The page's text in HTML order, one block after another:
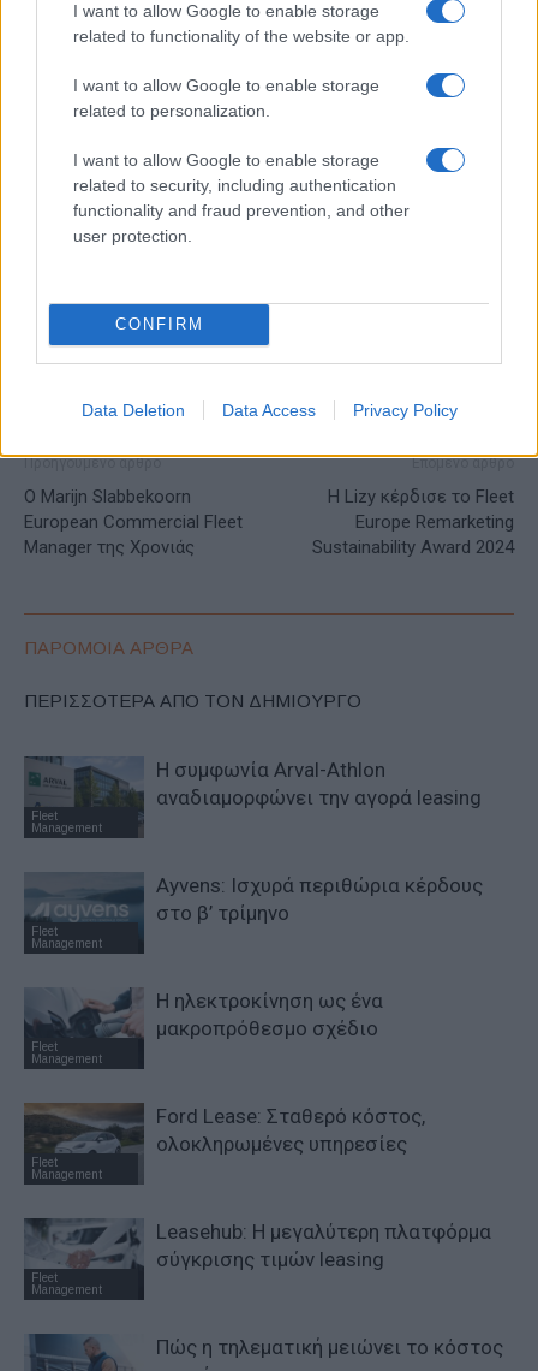
I want to allow Google to enable storage
related to functionality of the website or app.
I want to allow Google to enable storage
related to personalization.
I want to allow Google to enable storage
related to security, including authentication
functionality and fraud prevention, and other
user protection.
CONFIRM
Data Deletion Data Access Privacy Policy
Alpha Bank: Για πρώτη φορά το Αρχαίο Θέατρο Επιδαύρου
άνοιξε τις πύλες του σε όλους
ΕΤΙΚΕΤΕΣ Arval
Fleet Europe Awards
Fleet Europe Awards 2024
Προηγούμενο άρθρο
Ο Marijn Slabbekoorn
European Commercial Fleet
Manager της Χρονιάς
Επόμενο άρθρο
Η Lizy κέρδισε το Fleet
Europe Remarketing
Sustainability Award 2024
ΠΑΡΟΜΟΙΑ ΑΡΘΡΑ
ΠΕΡΙΣΣΟΤΕΡΑ ΑΠΟ ΤΟΝ ΔΗΜΙΟΥΡΓΟ
Fleet
Management
Η συμφωνία Arval-Athlon
αναδιαμορφώνει την αγορά leasing
Fleet
Management
Ayvens: Iσχυρά περιθώρια κέρδους
στο β’ τρίμηνο
Fleet
Management
Η ηλεκτροκίνηση ως ένα
μακροπρόθεσμο σχέδιο
Fleet
Management
Ford Lease: Σταθερό κόστος,
ολοκληρωμένες υπηρεσίες
Fleet
Management
Leasehub: Η μεγαλύτερη πλατφόρμα
σύγκρισης τιμών leasing
Πώς η τηλεματική μειώνει το κόστος